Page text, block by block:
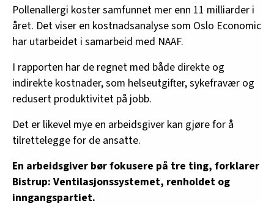
Pollenallergi koster samfunnet mer enn 11 milliarder i
året. Det viser en kostnadsanalyse som Oslo Economic
har utarbeidet i samarbeid med NAAF.
I rapporten har de regnet med både direkte og
indirekte kostnader, som helseutgifter, sykefravær og
redusert produktivitet på jobb.
Det er likevel mye en arbeidsgiver kan gjøre for å
tilrettelegge for de ansatte.
En arbeidsgiver bør fokusere på tre ting, forklarer
Bistrup: Ventilasjonssystemet, renholdet og
inngangspartiet.